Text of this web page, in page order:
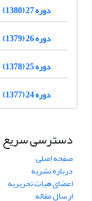
دوره 27 (1380)
دوره 26 (1379)
دوره 25 (1378)
دوره 24 (1377)
دسترسی سریع
صفحه اصلی
درباره نشریه
اعضای هیات تحریریه
ارسال مقاله